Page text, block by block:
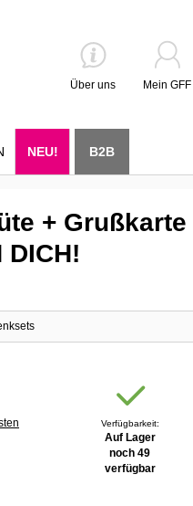
Über uns Mein GFF
NEU! B2B
+
DICH!
Verfügbarkeit:
Auf Lager
noch 49
verfügbar